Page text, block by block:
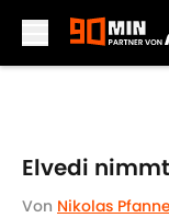
Elvedi
Von Nikolas